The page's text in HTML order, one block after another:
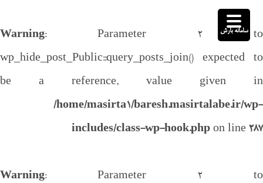
Warning: Parameter 2 to
wp_hide_post_Public::query_posts_join() expected to
be a reference, value given in
/home/masirta1/baresh.masirtalabe.ir/wp-
includes/class-wp-hook.php on line 287
Warning: Parameter 2 to
سامانه بارش